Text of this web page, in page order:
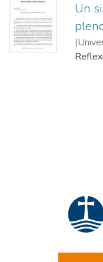
Un
(
de